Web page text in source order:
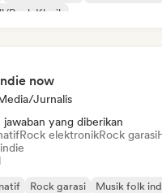
Rock Klasik
now
Jurnalis
yang diberikan
Rock elektronikRock garasi
Rock garasi Musik folk